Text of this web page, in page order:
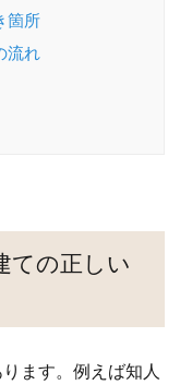
箇所
流れ
ての正しい
ます。例えば知人